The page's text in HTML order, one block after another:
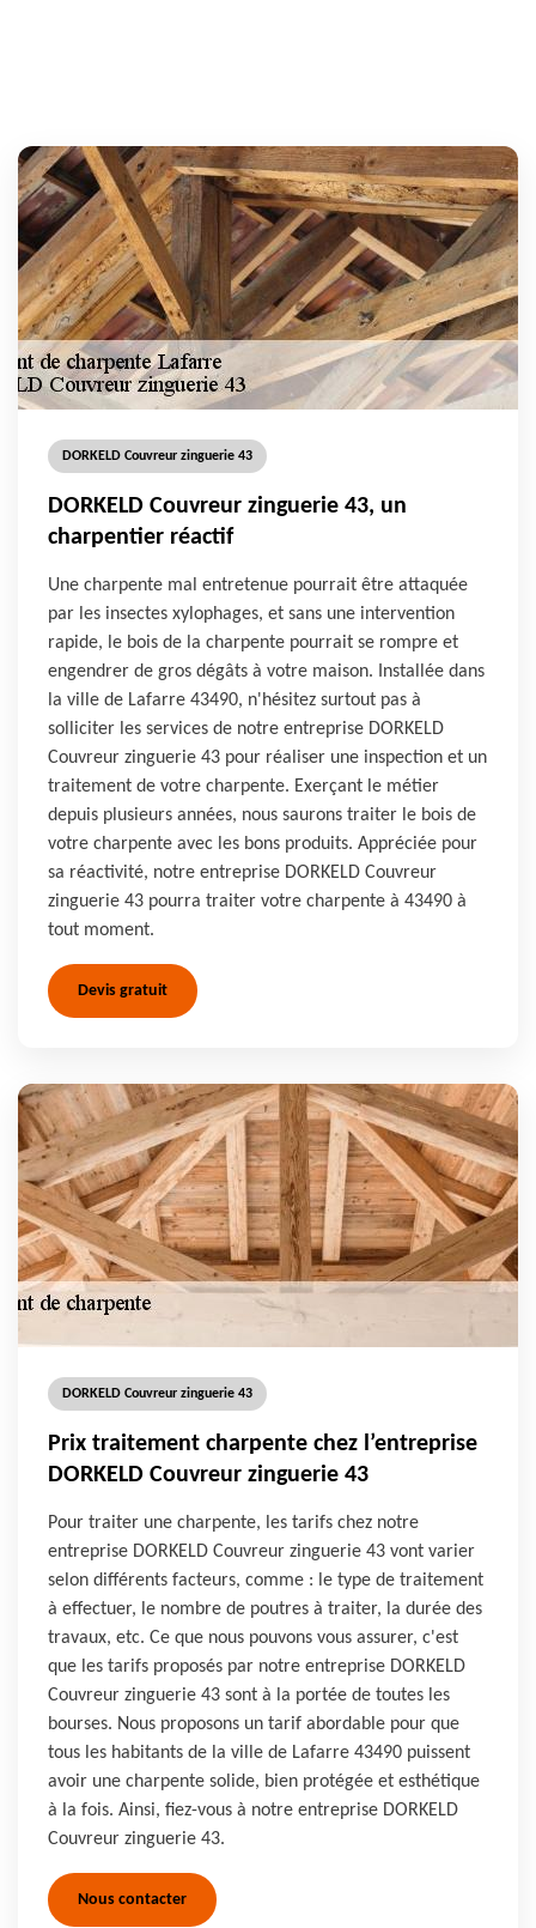
DORKELD Couvreur zinguerie 43
DORKELD Couvreur zinguerie 43, un
charpentier réactif
Une charpente mal entretenue pourrait être attaquée
par les insectes xylophages, et sans une intervention
rapide, le bois de la charpente pourrait se rompre et
engendrer de gros dégâts à votre maison. Installée dans
la ville de Lafarre 43490, n'hésitez surtout pas à
solliciter les services de notre entreprise DORKELD
Couvreur zinguerie 43 pour réaliser une inspection et un
traitement de votre charpente. Exerçant le métier
depuis plusieurs années, nous saurons traiter le bois de
votre charpente avec les bons produits. Appréciée pour
sa réactivité, notre entreprise DORKELD Couvreur
zinguerie 43 pourra traiter votre charpente à 43490 à
tout moment.
Devis gratuit
DORKELD Couvreur zinguerie 43
Prix traitement charpente chez l’entreprise
DORKELD Couvreur zinguerie 43
Pour traiter une charpente, les tarifs chez notre
entreprise DORKELD Couvreur zinguerie 43 vont varier
selon différents facteurs, comme : le type de traitement
à effectuer, le nombre de poutres à traiter, la durée des
travaux, etc. Ce que nous pouvons vous assurer, c'est
que les tarifs proposés par notre entreprise DORKELD
Couvreur zinguerie 43 sont à la portée de toutes les
bourses. Nous proposons un tarif abordable pour que
tous les habitants de la ville de Lafarre 43490 puissent
avoir une charpente solide, bien protégée et esthétique
à la fois. Ainsi, fiez-vous à notre entreprise DORKELD
Couvreur zinguerie 43.
Nous contacter